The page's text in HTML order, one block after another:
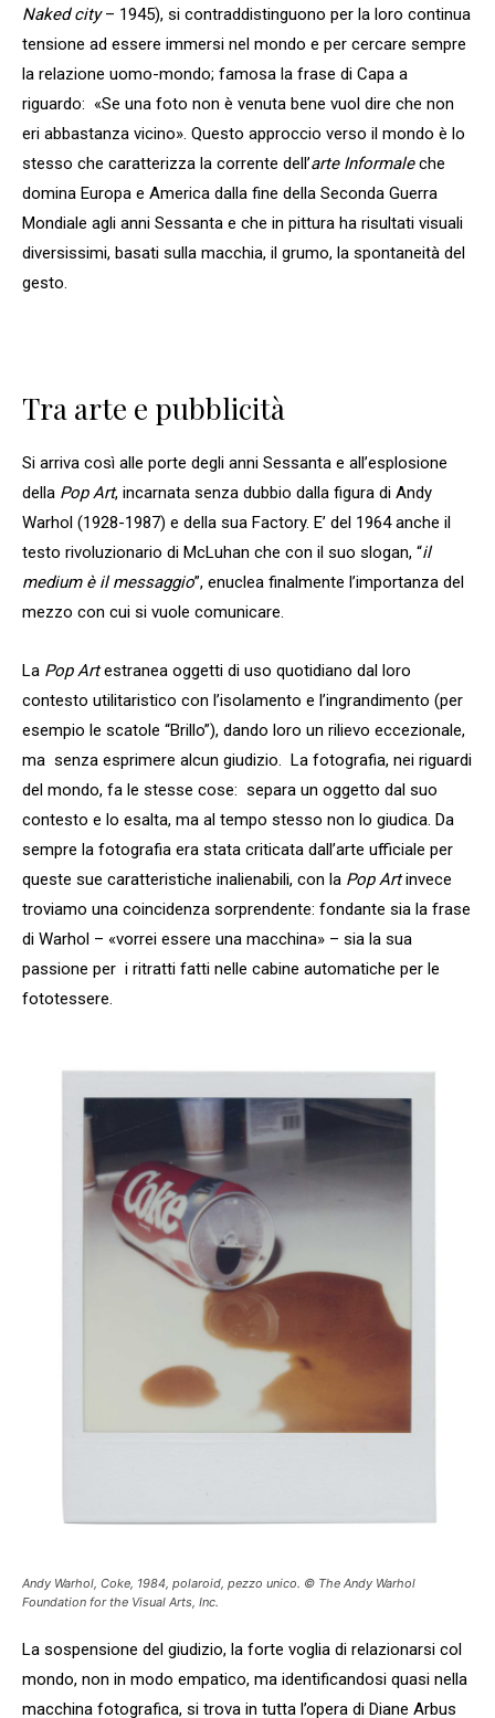
Naked city– 1945), si contraddistinguono per la loro continua
tensione ad essere immersi nel mondo e per cercare sempre
la relazione uomo-mondo; famosa la frase di Capa a
riguardo: «Se una foto non è venuta bene vuol dire che non
eri abbastanza vicino». Questo approccio verso il mondo è lo
stesso che caratterizza la corrente dell’arte Informaleche
domina Europa e America dalla fine della Seconda Guerra
Mondiale agli anni Sessanta e che in pittura ha risultati visuali
diversissimi, basati sulla macchia, il grumo, la spontaneità del
gesto.
Tra arte e pubblicità
Si arriva così alle porte degli anni Sessanta e all’esplosione
della Pop Art, incarnata senza dubbio dalla figura di Andy
Warhol (1928-1987) e della sua Factory. E’ del 1964 anche il
testo rivoluzionario di McLuhan che con il suo slogan, “il
medium è il messaggio”, enuclea finalmente l’importanza del
mezzo con cui si vuole comunicare.
La Pop Artestranea oggetti di uso quotidiano dal loro
contesto utilitaristico con l’isolamento e l’ingrandimento (per
esempio le scatole “Brillo”), dando loro un rilievo eccezionale,
ma senza esprimere alcun giudizio. La fotografia, nei riguardi
del mondo, fa le stesse cose: separa un oggetto dal suo
contesto e lo esalta, ma al tempo stesso non lo giudica. Da
sempre la fotografia era stata criticata dall’arte ufficiale per
queste sue caratteristiche inalienabili, con la Pop Artinvece
troviamo una coincidenza sorprendente: fondante sia la frase
di Warhol – «vorrei essere una macchina» – sia la sua
passione per i ritratti fatti nelle cabine automatiche per le
fototessere.
Andy Warhol, Coke, 1984, polaroid, pezzo unico. © The Andy Warhol
Foundation for the Visual Arts, Inc.
La sospensione del giudizio, la forte voglia di relazionarsi col
mondo, non in modo empatico, ma identificandosi quasi nella
macchina fotografica, si trova in tutta l’opera di Diane Arbus